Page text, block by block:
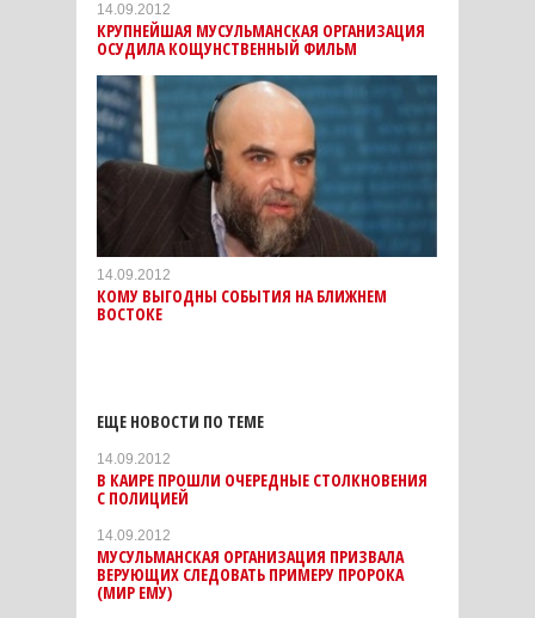
14.09.2012
КРУПНЕЙШАЯ МУСУЛЬМАНСКАЯ ОРГАНИЗАЦИЯ
ОСУДИЛА КОЩУНСТВЕННЫЙ ФИЛЬМ
14.09.2012
КОМУ ВЫГОДНЫ СОБЫТИЯ НА БЛИЖНЕМ
ВОСТОКЕ
ЕЩЕ НОВОСТИ ПО ТЕМЕ
14.09.2012
В КАИРЕ ПРОШЛИ ОЧЕРЕДНЫЕ СТОЛКНОВЕНИЯ
С ПОЛИЦИЕЙ
14.09.2012
МУСУЛЬМАНСКАЯ ОРГАНИЗАЦИЯ ПРИЗВАЛА
ВЕРУЮЩИХ СЛЕДОВАТЬ ПРИМЕРУ ПРОРОКА
(МИР ЕМУ)